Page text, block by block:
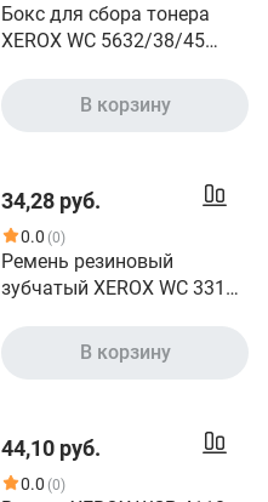
Бокс для сбора тонера
XEROX WC 5632/38/45
В корзину
34,28 руб.
0.0 (0)
Ремень резиновый
зубчатый XEROX WC 3315
В корзину
44,10 руб.
0.0 (0)